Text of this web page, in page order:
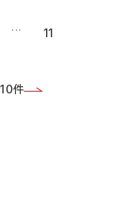
... 11
件